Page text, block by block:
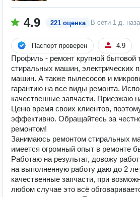
4.9 221 оценка В сети 1 д.
Паспорт проверен 4.9
Профиль - ремонт крупной бытовой
стиральных машин, электрических
машин. А также пылесосов и
гарантию на все виды ремонта.
качественные запчасти. Приезжаю
Ценю время своих клиентов,
эффективно. Обращайтесь за
ремонтом!
Занимаюсь ремонтом стиральных
имеется огромный опыт в ремонте
Работаю на результат, довожу
на выполненную работу даю до 2
качественные запчасти, при
любом случае это всё